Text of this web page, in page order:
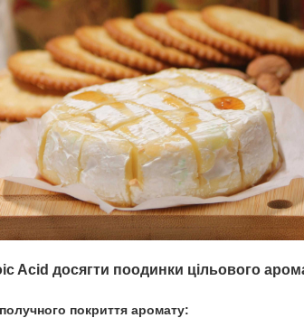
Acid досягти поодинки цільового
покриття аромату: